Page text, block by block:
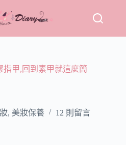
甲,回到素甲就這麼簡
, 美妝保養 12 則留言